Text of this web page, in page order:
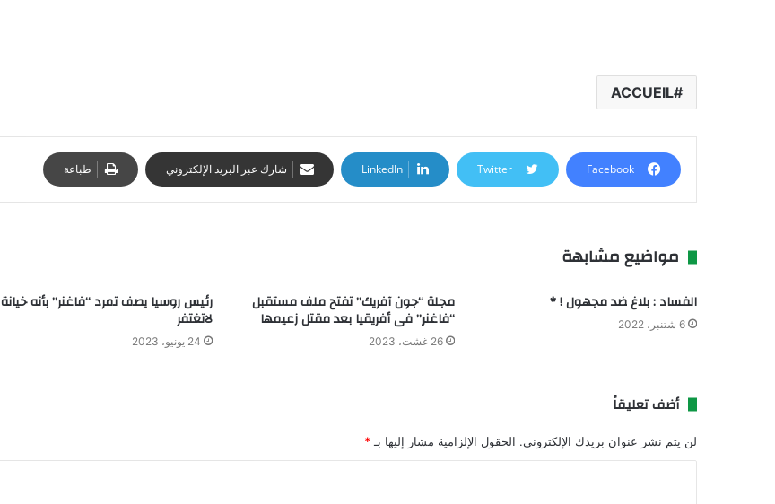
ACCUEIL
Facebook
Twitter
LinkedIn شارك عبر البريد الإلكتروني طباعة
مواضيع مشابهة
الفساد : بلاغ ضد مجهول ! *
6 شتنبر، 2022
مجلة “جون آفريك” تفتح ملف مستقبل
“فاغنر” فى أفريقيا بعد مقتل زعيمها
26 غشت، 2023
رئيس روسيا يصف تمرد “فاغنر” بأنه خيانة
لاتغتفر
24 يونيو، 2023
أضف تعليقاً
لن يتم نشر عنوان بريدك الإلكتروني. الحقول الإلزامية مشار إليها بـ *